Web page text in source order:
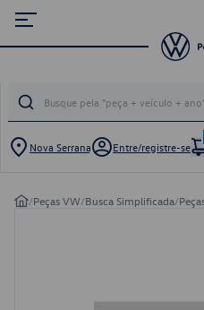
Nova Serrana Entre/registre-se
/Peças VW/Busca Simplificada/